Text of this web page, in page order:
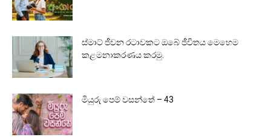
ස්මාට් ජීවන රටාවකට ඔබේ ජීවිතය මෙහෙම
කළමනාකරණය කරමු.
මියුරු පෙම් වසන්තේ – 43